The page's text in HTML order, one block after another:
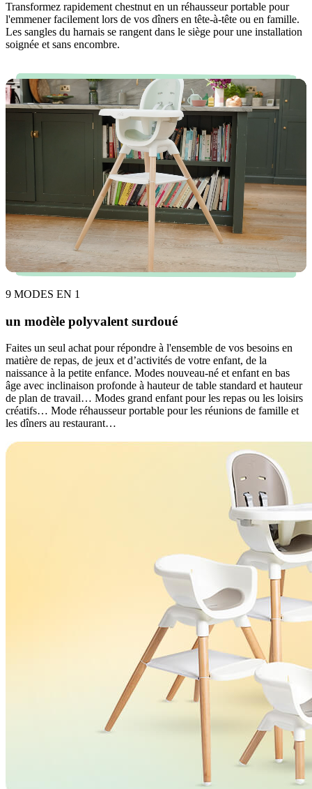
Transformez rapidement chestnut en un réhausseur portable pour
l'emmener facilement lors de vos dîners en tête-à-tête ou en famille.
Les sangles du harnais se rangent dans le siège pour une installation
soignée et sans encombre.
9 MODES EN 1
un modèle polyvalent surdoué
Faites un seul achat pour répondre à l'ensemble de vos besoins en
matière de repas, de jeux et d’activités de votre enfant, de la
naissance à la petite enfance. Modes nouveau-né et enfant en bas
âge avec inclinaison profonde à hauteur de table standard et hauteur
de plan de travail… Modes grand enfant pour les repas ou les loisirs
créatifs… Mode réhausseur portable pour les réunions de famille et
les dîners au restaurant…